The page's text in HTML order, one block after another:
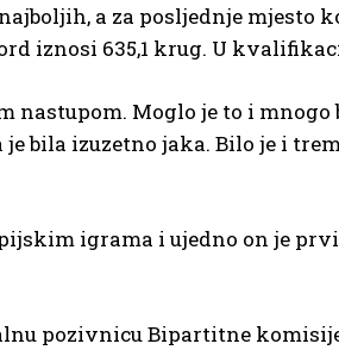
a za posljednje mjesto
iznosi 635,1 krug. U
nastupom. Moglo je to i
bila izuzetno jaka. Bilo je i
igrama i ujedno on je
pozivnicu Bipartitne